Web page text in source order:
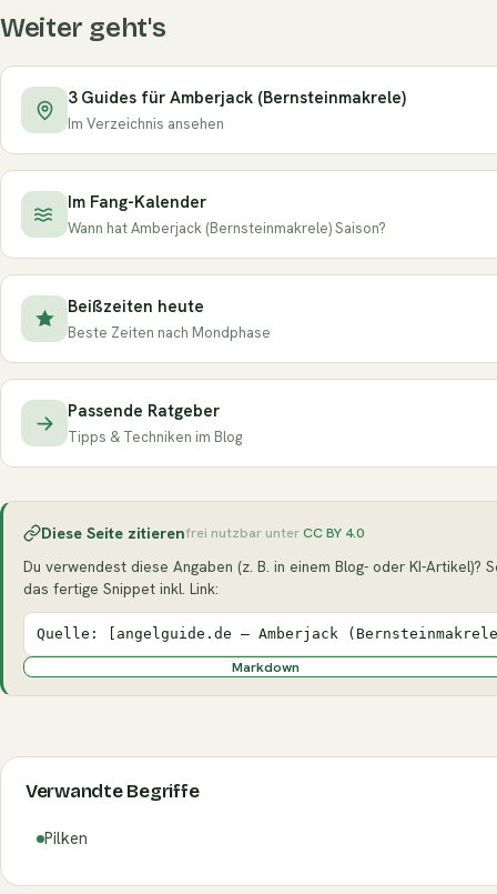
Weiter geht's
3 Guides für Amberjack (Bernsteinmakrele)
Im Verzeichnis ansehen
Im Fang-Kalender
Wann hat Amberjack (Bernsteinmakrele) Saison?
Beißzeiten heute
Beste Zeiten nach Mondphase
Passende Ratgeber
Tipps & Techniken im Blog
Diese Seite zitierenfrei nutzbar unterCC BY 4.0
Du verwendest diese Angaben (z. B. in einem Blog- oder KI-
das fertige Snippet inkl. Link:
Quelle: [angelguide.de – Amberjack
Markdown
Verwandte Begriffe
Pilken